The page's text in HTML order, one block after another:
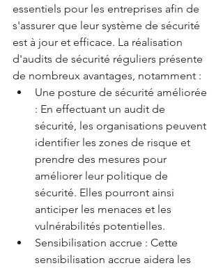
essentiels pour les entreprises afin de
s'assurer que leur système de sécurité
est à jour et efficace. La réalisation
d'audits de sécurité réguliers présente
de nombreux avantages, notamment :
Une posture de sécurité améliorée
: En effectuant un audit de
sécurité, les organisations peuvent
identifier les zones de risque et
prendre des mesures pour
améliorer leur politique de
sécurité. Elles pourront ainsi
anticiper les menaces et les
vulnérabilités potentielles.
Sensibilisation accrue : Cette
sensibilisation accrue aidera les